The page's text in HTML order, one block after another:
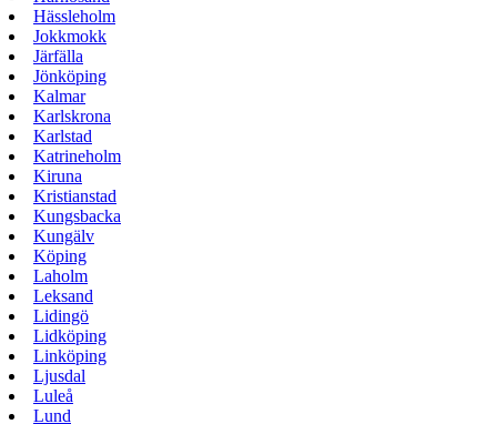
Hässleholm
Jokkmokk
Järfälla
Jönköping
Kalmar
Karlskrona
Karlstad
Katrineholm
Kiruna
Kristianstad
Kungsbacka
Kungälv
Köping
Laholm
Leksand
Lidingö
Lidköping
Linköping
Ljusdal
Luleå
Lund